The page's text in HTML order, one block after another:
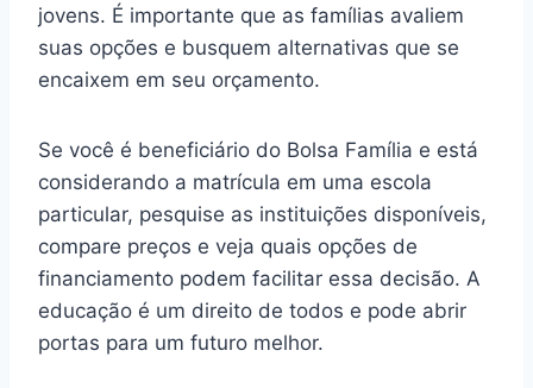
jovens. É importante que as famílias avaliem
suas opções e busquem alternativas que se
encaixem em seu orçamento.
Se você é beneficiário do Bolsa Família e está
considerando a matrícula em uma escola
particular, pesquise as instituições disponíveis,
compare preços e veja quais opções de
financiamento podem facilitar essa decisão. A
educação é um direito de todos e pode abrir
portas para um futuro melhor.